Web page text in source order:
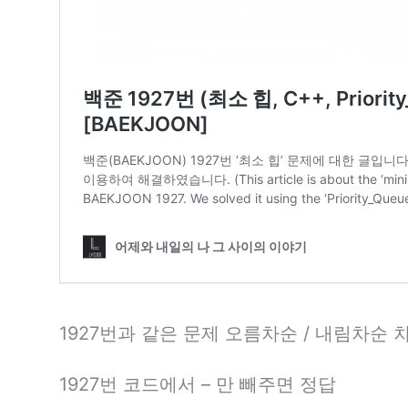
1927번과 같은 문제 오름차순 / 내림차순
1927번 코드에서 – 만 빼주면 정답